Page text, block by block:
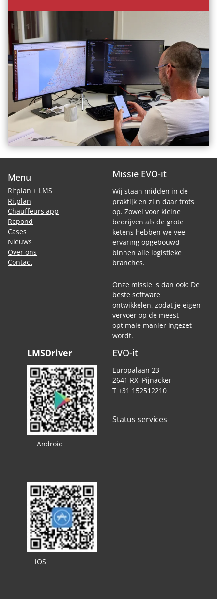
Menu
Ritplan + LMS
Ritplan
Chauffeurs app
Repond
Cases
Nieuws
Over ons
Contact
Missie EVO-it
Wij staan midden in de
praktijk en zijn daar trots
op. Zowel voor kleine
bedrijven als de grote
ketens hebben we veel
ervaring opgebouwd
binnen alle logistieke
branches.
Onze missie is dan ook: De
beste software
ontwikkelen, zodat je eigen
vervoer op de meest
optimale manier ingezet
wordt.
LMSDriver
Android
iOS
EVO-it
Europalaan 23
2641 RX Pijnacker
T +31 152512210
Status services